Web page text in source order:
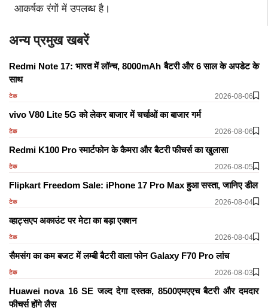
आकर्षक रंगों में उपलब्ध है।
अन्य प्रमुख खबरें
Redmi Note 17: भारत में लॉन्च, 8000mAh बैटरी और 6 साल के अपडेट के
साथ
टेक 2026-08-06
vivo V80 Lite 5G को लेकर बाजार में चर्चाओं का बाजार गर्म
टेक 2026-08-06
Redmi K100 Pro स्मार्टफोन के कैमरा और बैटरी फीचर्स का खुलासा
टेक 2026-08-05
Flipkart Freedom Sale: iPhone 17 Pro Max हुआ सस्ता, जानिए डील
टेक 2026-08-04
व्हाट्सएप अकाउंट पर मेटा का बड़ा एक्शन
टेक 2026-08-04
सैमसंग का कम बजट में लम्बी बैटरी वाला फोन Galaxy F70 Pro लांच
टेक 2026-08-03
Huawei nova 16 SE जल्द देगा दस्तक, 8500एमएएच बैटरी और दमदार
फीचर्स होंगे लैस